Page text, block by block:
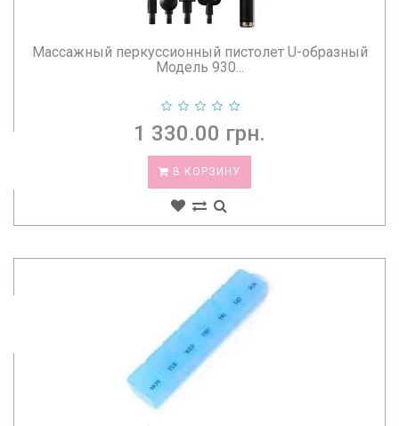
Массажный перкуссионный пистолет U-образный
Модель 930...
1 330.00 грн.
В КОРЗИНУ